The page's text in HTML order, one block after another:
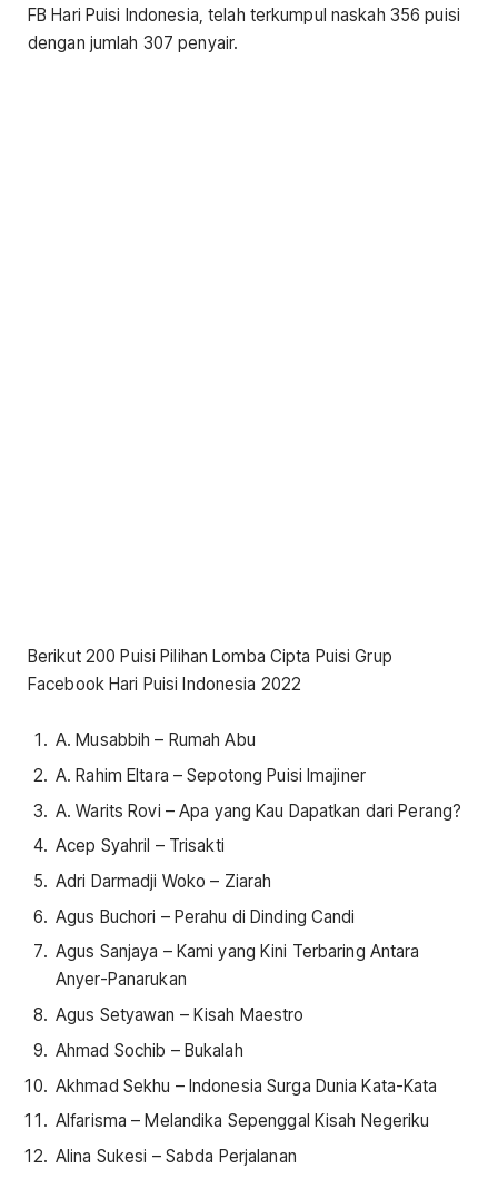
FB Hari Puisi Indonesia, telah terkumpul naskah 356 puisi
dengan jumlah 307 penyair.
Berikut 200 Puisi Pilihan Lomba Cipta Puisi Grup
Facebook Hari Puisi Indonesia 2022
A. Musabbih – Rumah Abu
A. Rahim Eltara – Sepotong Puisi Imajiner
A. Warits Rovi – Apa yang Kau Dapatkan dari Perang?
Acep Syahril – Trisakti
Adri Darmadji Woko – Ziarah
Agus Buchori – Perahu di Dinding Candi
Agus Sanjaya – Kami yang Kini Terbaring Antara
Anyer-Panarukan
Agus Setyawan – Kisah Maestro
Ahmad Sochib – Bukalah
Akhmad Sekhu – Indonesia Surga Dunia Kata-Kata
Alfarisma – Melandika Sepenggal Kisah Negeriku
Alina Sukesi – Sabda Perjalanan